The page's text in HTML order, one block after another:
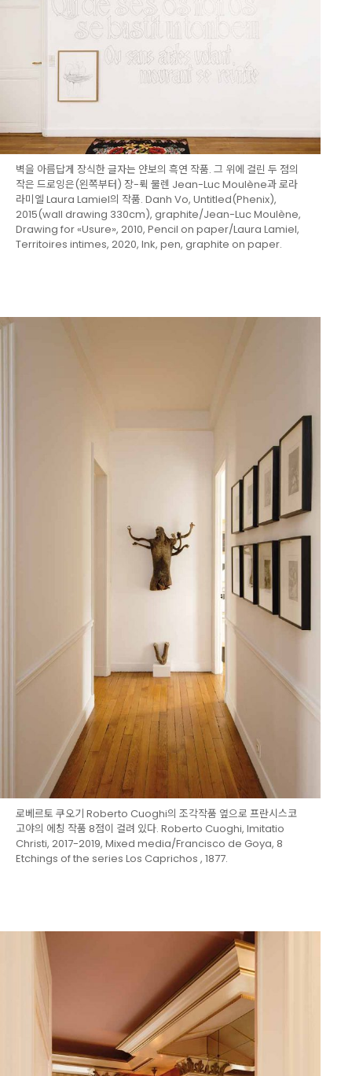
벽을 아름답게 장식한 글자는 얀보의 흑연 작품. 그 위에 걸린 두 점의
작은 드로잉은(왼쪽부터) 장-뤽 물렌 Jean-Luc Moulène과 로라
라미엘 Laura Lamiel의 작품. Danh Vo, Untitled(Phenix),
2015(wall drawing 330cm), graphite/Jean-Luc Moulène,
Drawing for «Usure», 2010, Pencil on paper/Laura Lamiel,
Territoires intimes, 2020, Ink, pen, graphite on paper.
로베르토 쿠오기 Roberto Cuoghi의 조각작품 옆으로 프란시스코
고야의 에칭 작품 8점이 걸려 있다. Roberto Cuoghi, Imitatio
Christi, 2017-2019, Mixed media/Francisco de Goya, 8
Etchings of the series Los Caprichos , 1877.